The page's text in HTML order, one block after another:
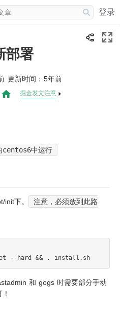
登录
部署
更新时间： 5年前
掘金发文注意
centos6中运行
init下。
注意，必须放到此路
和 gogs 时需要部分手动